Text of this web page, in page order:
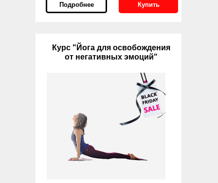
Подробнее Купить
Курс "Йога для освобождения
от негативных эмоций"